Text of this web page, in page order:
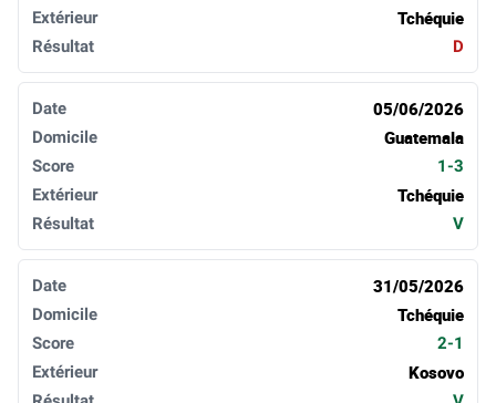
Tchéquie
D
05/06/2026
Guatemala
1-3
Tchéquie
V
31/05/2026
Tchéquie
2-1
Kosovo